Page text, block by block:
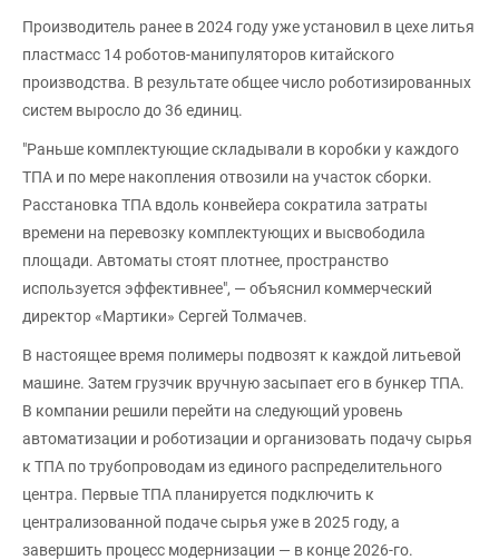
Производитель ранее в 2024 году уже установил в цехе литья
пластмасс 14 роботов-манипуляторов китайского
производства. В результате общее число роботизированных
систем выросло до 36 единиц.
"Раньше комплектующие складывали в коробки у каждого
ТПА и по мере накопления отвозили на участок сборки.
Расстановка ТПА вдоль конвейера сократила затраты
времени на перевозку комплектующих и высвободила
площади. Автоматы стоят плотнее, пространство
используется эффективнее", — объяснил коммерческий
директор «Мартики» Сергей Толмачев.
В настоящее время полимеры подвозят к каждой литьевой
машине. Затем грузчик вручную засыпает его в бункер ТПА.
В компании решили перейти на следующий уровень
автоматизации и роботизации и организовать подачу сырья
к ТПА по трубопроводам из единого распределительного
центра. Первые ТПА планируется подключить к
централизованной подаче сырья уже в 2025 году, а
завершить процесс модернизации — в конце 2026-го.